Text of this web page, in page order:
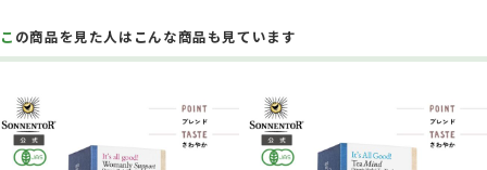
この商品を見た人はこんな商品も見ています